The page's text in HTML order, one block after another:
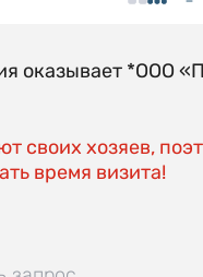
оказывает *ООО
своих хозяев,
время визита!